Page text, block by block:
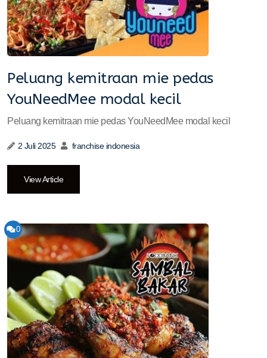
Peluang kemitraan mie pedas
YouNeedMee modal kecil
Peluang kemitraan mie pedas YouNeedMee modal kecil
2 Juli 2025 franchise indonesia
View Article
0